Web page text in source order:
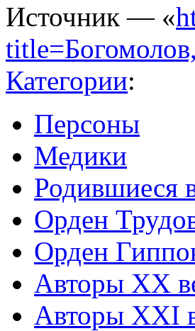
Источник — «
Категории:
Персоны
Медики
Родившиеся
Орден
Орден
Авторы XX
Авторы XXI